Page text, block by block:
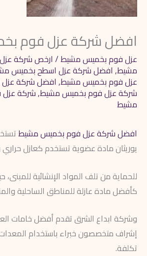
افضل شركة عزل فوم
عزل فوم بخميس مشيط/ ارخص شركة
مشيط, افضل شركة عزل اسطح بخميس
عزل فوم بخميس مشيط, افضل شركة عزل
شركة عزل فوم بخميس مشيط,شركة
مشيط
افضل شركة عزل فوم بخميس مشيط
يوريثان مادة عضوية تستخدم كعازل
للحماية من تلف المواد الإنشائية
كأفضل مادة عازلة للمناطق الساحلية
وشركة ابداع الشرق تقدم أفضل خامات
إشراف متخصصون خبراء باستخدام
تكلفة.